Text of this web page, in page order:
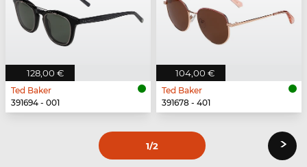
128,00 €
Ted Baker
391694 - 001
104,00 €
Ted Baker
391678 - 401
1/2 ›